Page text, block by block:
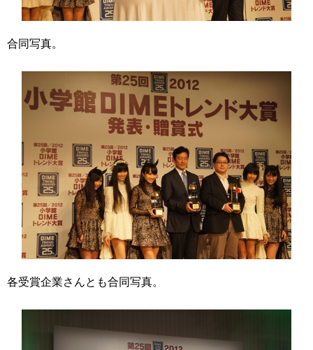
合同写真。
各受賞企業さんとも合同写真。